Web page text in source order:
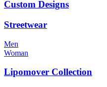
Custom Designs
Streetwear
Men
Woman
Lipomover Collection